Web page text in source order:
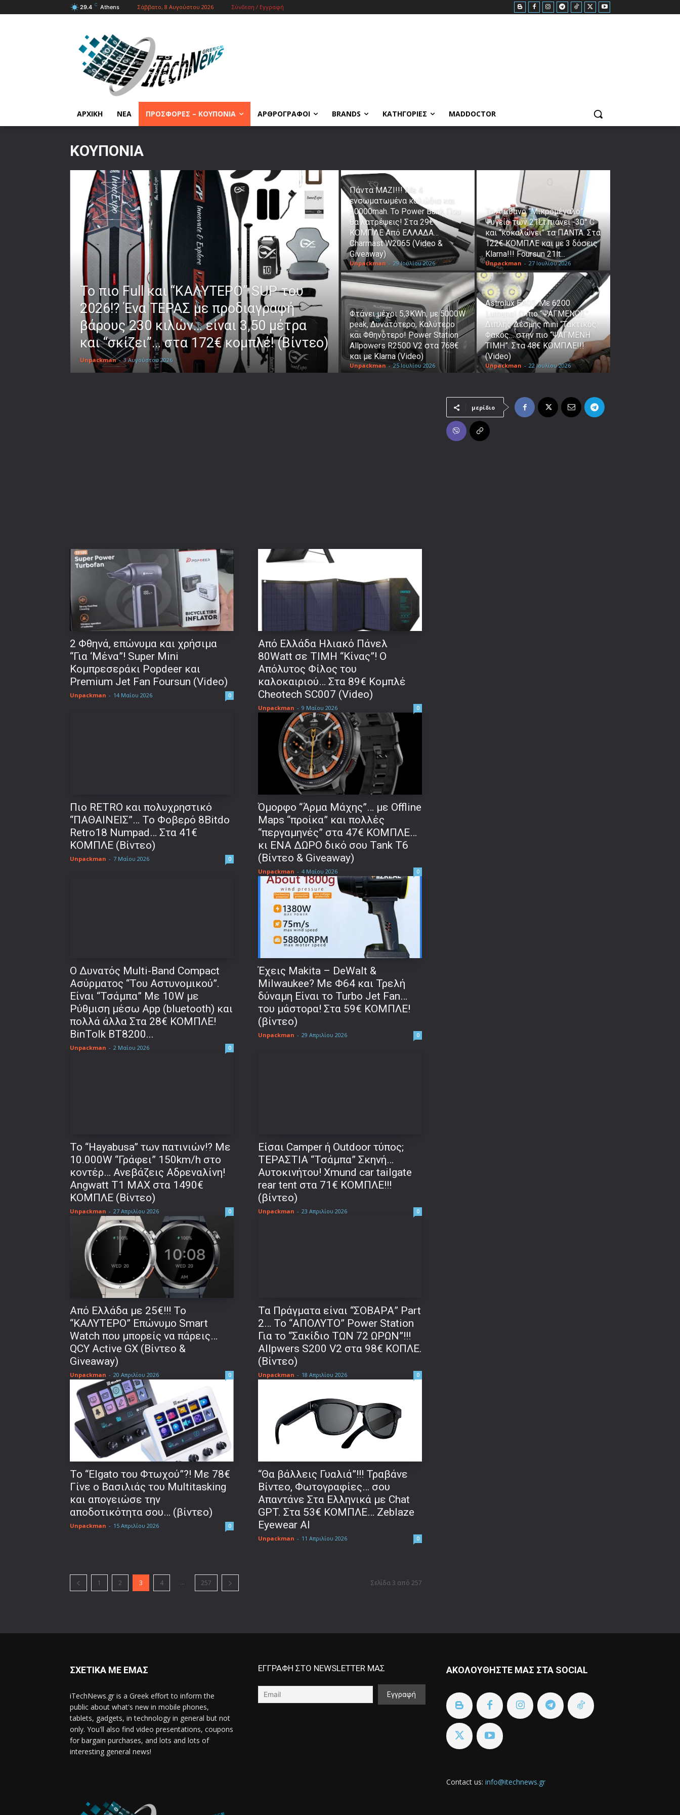
29.4 C Athens Σάββατο, 8 Αυγούστου 2026 Σύνδεση / Εγγραφή
ΑΡΧΙΚΗ ΝΕΑ ΠΡΟΣΦΟΡΕΣ – ΚΟΥΠΟΝΙΑ ΑΡΘΡΟΓΡΑΦΟΙ BRANDS ΚΑΤΗΓΟΡΙΕΣ MADDOCTOR
ΚΟΥΠΌΝΙΑ
To πιο Full και “ΚΑΛΥΤΕΡΟ” SUP του
2026!? Ένα ΤΕΡΑΣ με προδιαγραφή
βάρους 230 κιλών… είναι 3,50 μέτρα
και “σκίζει”… στα 172€ κομπλέ! (Βίντεο)
Unpackman - 3 Αυγούστου 2026
Πάντα ΜΑΖΙ!!! Με 4
ενσωματωμένα καλώδια και
20000mah. Το Power Bank Που
θα λατρέψεις! Στα 29€
ΚΟΜΠΛΕ Από ΕΛΛΑΔΑ…
Charmast W2065 (Video &
Giveaway)
Unpackman - 29 Ιουλίου 2026
Το Απίθανο “Μικρομέγαλο”
Ψυγείο των 21Lt πιάνει -30° C
και “κοκαλώνει” τα ΠΑΝΤΑ. Στα
122€ ΚΟΜΠΛΕ και με 3 δόσεις
Klarna!!! Foursun 21lt...
Unpackman - 27 Ιουλίου 2026
Φτάνει μέχρι 5,3KWh, με 5000W
peak, Δυνατότερο, Καλύτερο
και Φθηνότερο! Power Station
Allpowers R2500 V2 στα 768€
και με Klarna (Video)
Unpackman - 25 Ιουλίου 2026
Astrolux ΕΑ05: Με 6200
Lumens! Ο πιο “ΨΑΓΜΕΝΟΣ”
Διπλής Δέσμης mini “Τακτικός
Φακός… στην πιο “ΨΑΓΜΕΝΗ
ΤΙΜΗ”. Στα 48€ ΚΟΜΠΛΕ!!!
(Video)
Unpackman - 22 Ιουλίου 2026
2 Φθηνά, επώνυμα και χρήσιμα
“Για ‘Μένα”! Super Mini
Κομπρεσεράκι Popdeer και
Premium Jet Fan Foursun (Video)
Unpackman - 14 Μαΐου 2026 0
Από Ελλάδα Ηλιακό Πάνελ
80Watt σε ΤΙΜΗ “Κίνας”! Ο
Απόλυτος Φίλος του
καλοκαιριού… Στα 89€ Κομπλέ
Cheotech SC007 (Video)
Unpackman - 9 Μαΐου 2026 0
Πιο RETRO και πολυχρηστικό
“ΠΑΘΑΙΝΕΙΣ”… Το Φοβερό 8Bitdo
Retro18 Numpad… Στα 41€
ΚΟΜΠΛΕ (Βίντεο)
Unpackman - 7 Μαΐου 2026 0
Όμορφο “Άρμα Μάχης”… με Offline
Maps “προίκα” και πολλές
“περγαμηνές” στα 47€ ΚΟΜΠΛΕ…
κι ΕΝΑ ΔΩΡΟ δικό σου Tank T6
(Βίντεο & Giveaway)
Unpackman - 4 Μαΐου 2026 0
Ο Δυνατός Multi-Band Compact
Ασύρματος “Του Αστυνομικού”.
Είναι “Τσάμπα” Με 10W με
Ρύθμιση μέσω Αpp (bluetooth) και
πολλά άλλα Στα 28€ ΚΟΜΠΛΕ!
BinTolk BT8200...
Unpackman - 2 Μαΐου 2026 0
Έχεις Makita – DeWalt &
Milwaukee? Με Φ64 και Τρελή
δύναμη Είναι το Turbo Jet Fan…
του μάστορα! Στα 59€ ΚΟΜΠΛΕ!
(βίντεο)
Unpackman - 29 Απριλίου 2026 0
To “Hayabusa” των πατινιών!? Με
10.000W “Γράφει” 150km/h στο
κοντέρ… Ανεβάζεις Αδρεναλίνη!
Angwatt T1 MAX στα 1490€
ΚΟΜΠΛΕ (Βίντεο)
Unpackman - 27 Απριλίου 2026 0
Είσαι Camper ή Outdoor τύπος;
ΤΕΡΑΣΤΙΑ “Τσάμπα” Σκηνή…
Αυτοκινήτου! Xmund car tailgate
rear tent στα 71€ ΚΟΜΠΛΕ!!!
(βίντεο)
Unpackman - 23 Απριλίου 2026 0
Από Ελλάδα με 25€!!! Το
“ΚΑΛΥΤΕΡΟ” Επώνυμο Smart
Watch που μπορείς να πάρεις…
QCY Active GX (Βίντεο &
Giveaway)
Unpackman - 20 Απριλίου 2026 0
Τα Πράγματα είναι “ΣΟΒΑΡΑ” Part
2… To “ΑΠΟΛΥΤΟ” Power Station
Για το “Σακίδιο ΤΩΝ 72 ΩΡΩΝ”!!!
Allpwers S200 V2 στα 98€ ΚΟΠΛΕ.
(Βίντεο)
Unpackman - 18 Απριλίου 2026 0
To “Elgato του Φτωχού”?! Με 78€
Γίνε ο Βασιλιάς του Multitasking
και απογειώσε την
αποδοτικότητα σου… (βίντεο)
Unpackman - 15 Απριλίου 2026 0
“Θα βάλλεις Γυαλιά”!!! Τραβάνε
Βίντεο, Φωτογραφίες… σου
Απαντάνε Στα Ελληνικά με Chat
GPT. Στα 53€ ΚΟΜΠΛΕ… Zeblaze
Eyewear AI
Unpackman - 11 Απριλίου 2026 0
1 2 3 4 ... 257 Σελίδα 3 από 257
μερίδιο
ΣΧΕΤΙΚΑ ΜΕ ΕΜΑΣ
iTechNews.gr is a Greek effort to inform the
public about what's new in mobile phones,
tablets, gadgets, in technology in general but not
only. You'll also find video presentations, coupons
for bargain purchases, and lots and lots of
interesting general news!
ΕΓΓΡΑΦΗ ΣΤΟ NEWSLETTER ΜΑΣ ΑΚΟΛΟΥΘΗΣΤΕ ΜΑΣ ΣΤΑ SOCIAL
Contact us: info@itechnews.gr